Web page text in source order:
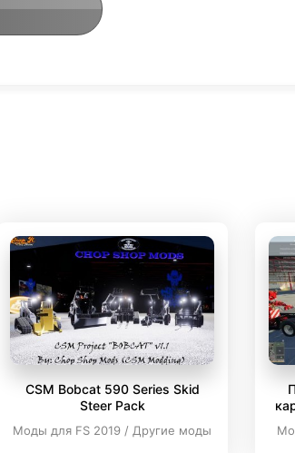
CSM Bobcat 590 Series Skid
Steer Pack
Моды для FS 2019 / Другие моды